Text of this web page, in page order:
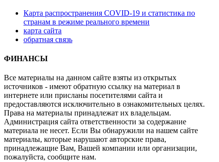
Карта распространения COVID-19 и статистика по
странам в режиме реального времени
карта сайта
обратная связь
ФИНАНСЫ
Все материалы на данном сайте взяты из открытых
источников - имеют обратную ссылку на материал в
интернете или присланы посетителями сайта и
предоставляются исключительно в ознакомительных целях.
Права на материалы принадлежат их владельцам.
Администрация сайта ответственности за содержание
материала не несет. Если Вы обнаружили на нашем сайте
материалы, которые нарушают авторские права,
принадлежащие Вам, Вашей компании или организации,
пожалуйста, сообщите нам.